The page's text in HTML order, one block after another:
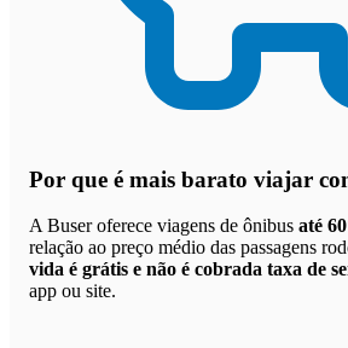
Por que é mais barato viajar
A Buser oferece viagens de ônibus até
relação ao preço médio das passagens
vida é grátis e não é cobrada taxa de
app ou site.